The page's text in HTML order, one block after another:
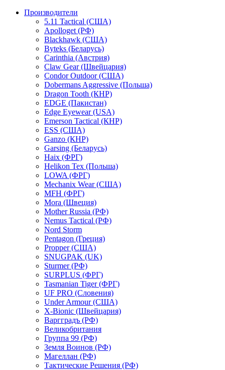
Производители
5.11 Tactical (США)
Apolloget (РФ)
Blackhawk (США)
Byteks (Беларусь)
Carinthia (Австрия)
Claw Gear (Швейцария)
Condor Outdoor (США)
Dobermans Aggressive (Польша)
Dragon Tooth (КНР)
EDGE (Пакистан)
Edge Eyewear (USA)
Emerson Tactical (КНР)
ESS (США)
Ganzo (КНР)
Garsing (Беларусь)
Haix (ФРГ)
Helikon Tex (Польша)
LOWA (ФРГ)
Mechanix Wear (США)
MFH (ФРГ)
Mora (Швеция)
Mother Russia (РФ)
Nemus Tactical (РФ)
Nord Storm
Pentagon (Греция)
Propper (США)
SNUGPAK (UK)
Sturmer (РФ)
SURPLUS (ФРГ)
Tasmanian Tiger (ФРГ)
UF PRO (Словения)
Under Armour (США)
X-Bionic (Швейцария)
Варгградъ (РФ)
Великобритания
Группа 99 (РФ)
Земля Воинов (РФ)
Магеллан (РФ)
Тактические Решения (РФ)